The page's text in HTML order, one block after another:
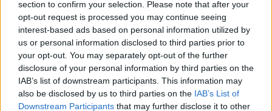
section to confirm your selection. Please note that after your
opt-out request is processed you may continue seeing
interest-based ads based on personal information utilized by
us or personal information disclosed to third parties prior to
your opt-out. You may separately opt-out of the further
disclosure of your personal information by third parties on the
IAB’s list of downstream participants. This information may
also be disclosed by us to third parties on the IAB’s List of
Downstream Participants that may further disclose it to other
θαλάσσια περιοχή Κάσου και Καρπάθου
Τοπικές Ειδήσεις
Παρουσίαση βιβλίου του Α. Χατζημιχαήλ – Τιμητική
εκδήλωση για τους αυτοδιοικητικούς της Κω
Πολιτιστικά • πριν 11 ώρες